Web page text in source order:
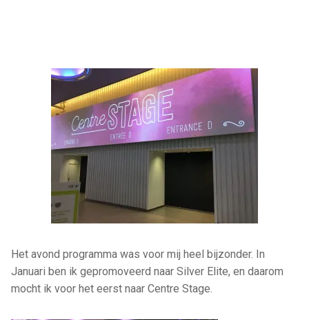
Het avond programma was voor mij heel bijzonder. In
Januari ben ik gepromoveerd naar Silver Elite, en daarom
mocht ik voor het eerst naar Centre Stage.